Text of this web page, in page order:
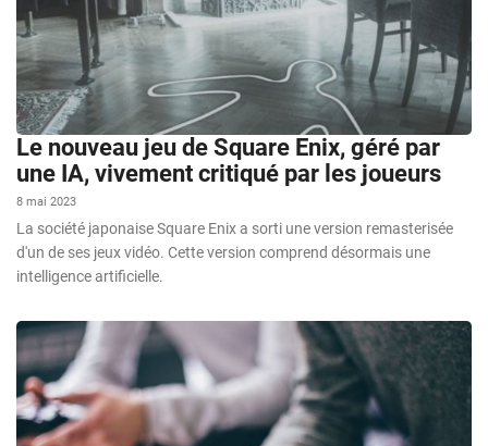
Le nouveau jeu de Square Enix, géré par
une IA, vivement critiqué par les joueurs
8 mai 2023
La société japonaise Square Enix a sorti une version remasterisée
d'un de ses jeux vidéo. Cette version comprend désormais une
intelligence artificielle.